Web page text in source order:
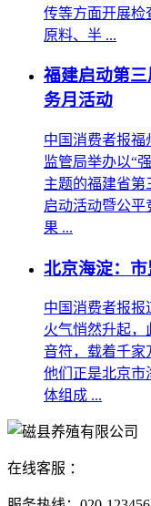
传等方面开展检
原料、半 ...
福建启动第
务月活动
中国消费者报福
监管局举办以“
主题的福建省第
启动活动暨公平
果 ...
北京海淀：
中国消费者报报
火气悄然升起，
音符，载着千家
他们正是北京市
体组成 ...
在线客服 ：